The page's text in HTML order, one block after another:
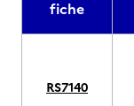
fiche
RS7140